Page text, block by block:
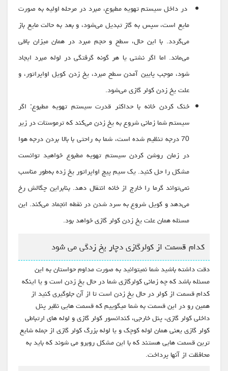
در داخل سیستم تهویه مطبوع، مبرد در مرحله اولیه به صورت
مایع است، سپس به گاز تبدیل می‌شود، و بعد به حالت مایع باز
می‌گردد. با این حال، سطح و حجم مبرد در همان میزان باقی
می‌ماند. اما اگر نشتی یا هر گونه گرفتگی در لوله مبرد ایجاد
شود، موجب پایین آمدن سطح مبرد، یخ زدن کویل اواپراتور، و
علت یخ زدن کولر گازی می‌شود.
خنک کردن خانه با حداکثر قدرت سیستم تهویه مطبوع: اگر
سیستم شما زمانی شروع به یخ زدن می‌کند که ترموستات در زیر
70 درجه تنظیم شده است، شما به راحتی با بالا بردن درجه هوا
در زمان روشن کردن سیستم تهویه مطبوع خواهید توانست
مشکل را حل کنید. یک سیم پیچ اواپراتور یخ زده به‌طور مناسب
نمی‌تواند گرما را خارج از خانه انتقال دهد. بنابراین چگالش رخ
می‌دهد و کویل شروع به سرد شدن در نقطه انجماد می‌کند. این
مسئله همان علت یخ زدن کولر گازی خواهد بود.
کدام قسمت از کولرگازی دچار یخ زدگی می شود
دقت داشته باشید شما نمیتوانید به صورت مداوم حواستان به این
مسئله باشد که چه زمانی کولرگازی شما در حال یخ زدن است و یا اینکه
کدام قسمت از کولر در حال یخ زدن است تا از آن جلوگیری کنید از
همین رو در این قسمت به شما میگوییم که قسمت هایی نظیر پنل
داخلی کولر گازی، پنل خارجی، کندانسور کولر گازی و لوله های ارتباطی
کولر گازی یعنی همان لوله کوچک و یا لوله بزرگ کولر گازی از جمله شایع
ترین قسمت هایی هستند که با این مشکل روبرو می شوند که باید به
محافظت از آنها پرداخت.